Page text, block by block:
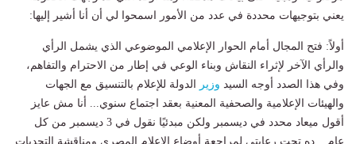
يعني بتوجيهات محددة في عدد من الأمور اسمحوا لي أن أنا أشير إليها:
أولاً: فتح المجال أمام الحوار الإعلامي الموضوعي الذي يشمل الرأي
والرأي الآخر لإثراء النقاش وبناء الوعي في إطار من الاحترام والتفاهم،
وفي هذا الصدد أوجه السيد وزير
الدولة للإعلام بالتنسيق مع الجهات
والهيئات الإعلامية والصحفية المعنية بعقد اجتماع سنوي... أنا مش عايز
أقول ميعاد محدد في ديسمبر ولكن مبدئيًا نقول في 3 ديسمبر من كل
عام... ده تحت رعايتي لمراجعة أوضاع الإعلام المصري ومناقشة التحديات